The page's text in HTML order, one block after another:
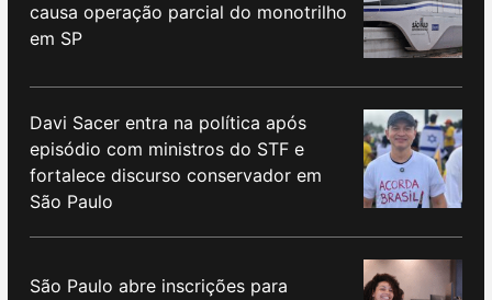
causa operação parcial do monotrilho
em SP
Davi Sacer entra na política após
episódio com ministros do STF e
fortalece discurso conservador em
São Paulo
São Paulo abre inscrições para